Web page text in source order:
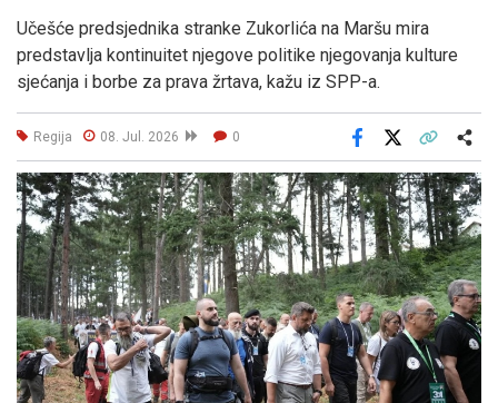
Učešće predsjednika stranke Zukorlića na Maršu mira
predstavlja kontinuitet njegove politike njegovanja kulture
sjećanja i borbe za prava žrtava, kažu iz SPP-a.
Regija 08. Jul. 2026 0
Facebook